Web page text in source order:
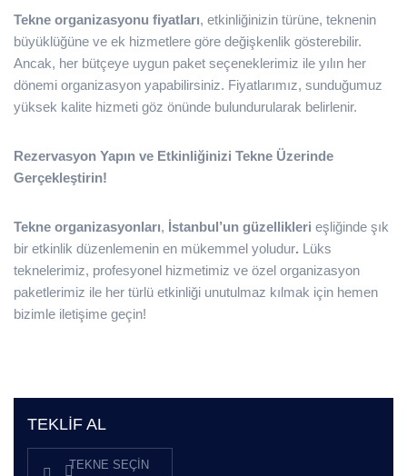
Tekne organizasyonu fiyatları, etkinliğinizin türüne, teknenin
büyüklüğüne ve ek hizmetlere göre değişkenlik gösterebilir.
Ancak, her bütçeye uygun paket seçeneklerimiz ile yılın her
dönemi organizasyon yapabilirsiniz. Fiyatlarımız, sunduğumuz
yüksek kalite hizmeti göz önünde bulundurularak belirlenir.
Rezervasyon Yapın ve Etkinliğinizi Tekne Üzerinde
Gerçekleştirin!
Tekne organizasyonları, İstanbul’un güzellikleri eşliğinde şık
bir etkinlik düzenlemenin en mükemmel yoludur. Lüks
teknelerimiz, profesyonel hizmetimiz ve özel organizasyon
paketlerimiz ile her türlü etkinliği unutulmaz kılmak için hemen
bizimle iletişime geçin!
TEKLIF AL
TEKNE SEÇIN